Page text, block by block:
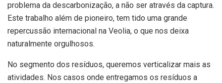
problema da descarbonização, a não ser através da captura.
Este trabalho além de pioneiro, tem tido uma grande
repercussão internacional na Veolia, o que nos deixa
naturalmente orgulhosos.
No segmento dos resíduos, queremos verticalizar mais as
atividades. Nos casos onde entregamos os resíduos a